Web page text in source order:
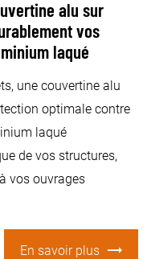
alu sur
vos
laqué
une couvertine alu
optimale contre
laqué
de vos structures,
vos ouvrages
En savoir plus